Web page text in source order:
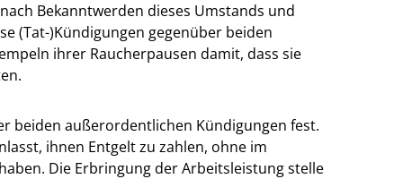
Bekanntwerden dieses Umstands und
(Tat-)Kündigungen gegenüber beiden
ihrer Raucherpausen damit, dass sie
beiden außerordentlichen Kündigungen fest.
ihnen Entgelt zu zahlen, ohne im
Die Erbringung der Arbeitsleistung stelle